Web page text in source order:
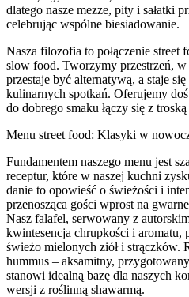
dlatego nasze mezze, pity i sałatki
celebrując wspólne biesiadowanie.
Nasza filozofia to połączenie street
slow food. Tworzymy przestrzeń,
przestaje być alternatywą, a staje
kulinarnych spotkań. Oferujemy
do dobrego smaku łączy się z
Menu street food: Klasyki w
Fundamentem naszego menu jest
receptur, które w naszej kuchni
danie to opowieść o świeżości i
przenosząca gości wprost na
Nasz falafel, serwowany z
kwintesencja chrupkości i aromatu,
świeżo mielonych ziół i strączków.
hummus – aksamitny,
stanowi idealną bazę dla naszych
wersji z roślinną shawarmą.